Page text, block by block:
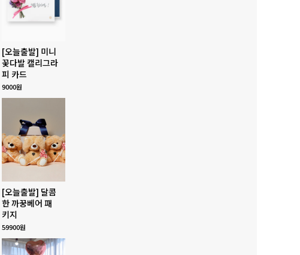
[오늘출발] 미니
꽃다발 캘리그라
피 카드
9000원
[오늘출발] 달콤
한 까꿍베어 패
키지
59900원